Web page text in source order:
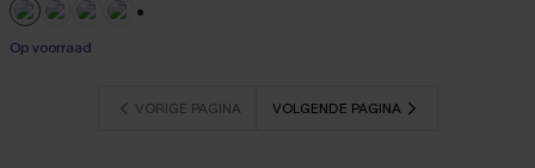
Op voorraad
VORIGE PAGINA VOLGENDE PAGINA